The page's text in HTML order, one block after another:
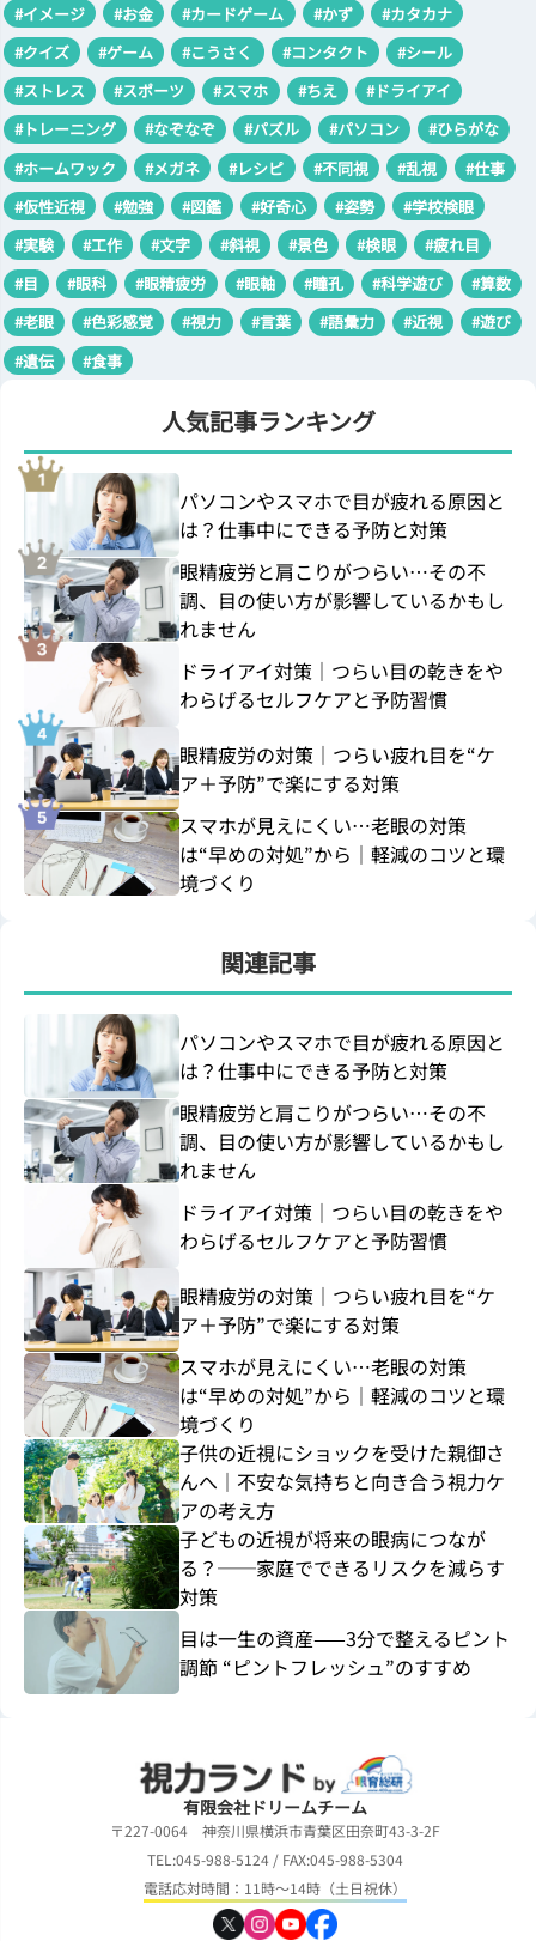
#イメージ #お金 #カードゲーム #かず
#カタカナ
#クイズ
#ゲーム #こうさく #コンタクト
#シール
#ストレス
#スポーツ #スマホ #ちえ
#ドライアイ
#トレーニング
#なぞなぞ #パズル #パソコン
#ひらがな
#ホームワック
#メガネ #レシピ #不同視 #乱視
#仕事
#仮性近視
#勉強 #図鑑 #好奇心 #姿勢
#学校検眼
#実験
#工作 #文字 #斜視 #景色 #検眼
#疲れ目
#目
#眼科 #眼精疲労 #眼軸 #瞳孔 #科学遊び
#算数
#老眼
#色彩感覚 #視力 #言葉 #語彙力 #近視
#遊び
#遺伝
#食事
人気記事ランキング
パソコンやスマホで目が疲れる原因と
は？仕事中にできる予防と対策
眼精疲労と肩こりがつらい…その不
調、目の使い方が影響しているかもし
れません
ドライアイ対策｜つらい目の乾きをや
わらげるセルフケアと予防習慣
眼精疲労の対策｜つらい疲れ目を“ケ
ア＋予防”で楽にする対策
スマホが見えにくい…老眼の対策
は“早めの対処”から｜軽減のコツと環
境づくり
関連記事
パソコンやスマホで目が疲れる原因と
は？仕事中にできる予防と対策
眼精疲労と肩こりがつらい…その不
調、目の使い方が影響しているかもし
れません
ドライアイ対策｜つらい目の乾きをや
わらげるセルフケアと予防習慣
眼精疲労の対策｜つらい疲れ目を“ケ
ア＋予防”で楽にする対策
スマホが見えにくい…老眼の対策
は“早めの対処”から｜軽減のコツと環
境づくり
子供の近視にショックを受けた親御さ
んへ｜不安な気持ちと向き合う視力ケ
アの考え方
子どもの近視が将来の眼病につなが
る？──家庭でできるリスクを減らす
対策
目は一生の資産——3分で整えるピント
調節 “ピントフレッシュ”のすすめ
有限会社ドリームチーム
〒227-0064 神奈川県横浜市青葉区田奈町43-3-2F
TEL:045-988-5124 / FAX:045-988-5304
電話応対時間：11時～14時（土日祝休）